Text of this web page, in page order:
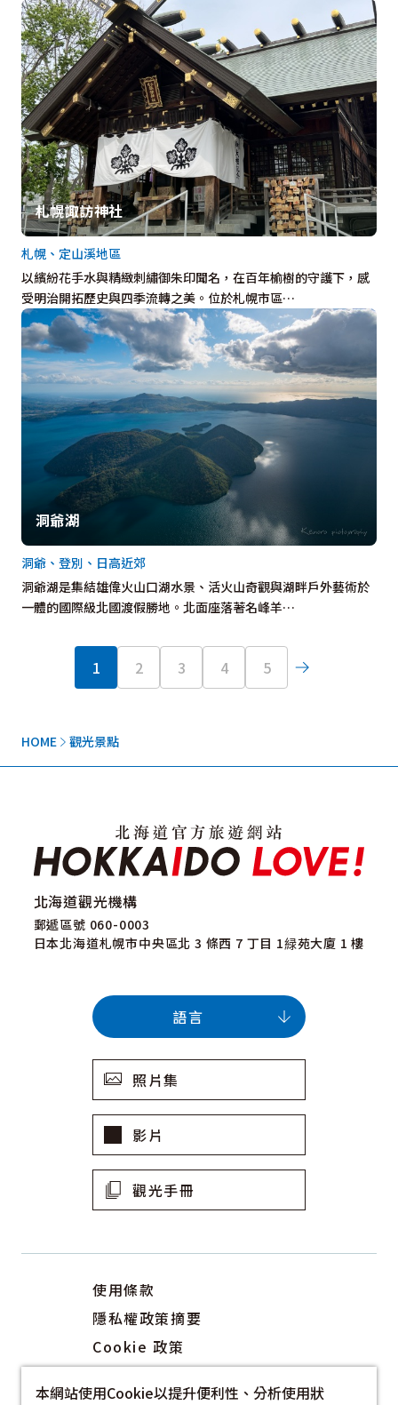
HOME 觀光景點
札幌諏訪神社
以繽紛花手水與精緻刺繡御朱印聞名，在百年榆樹的守護下，感
受明治開拓歷史與四季流轉之美。位於札幌市區…
札幌、定山溪地區
洞爺湖
洞爺湖是集結雄偉火山口湖水景、活火山奇觀與湖畔戶外藝術於
一體的國際級北國渡假勝地。北面座落著名峰羊…
洞爺、登別、日高近郊
1 2 3 4 5
北海道觀光機構
郵遞區號 060-0003
日本北海道札幌市中央區北 3 條西 7 丁目 1緑苑大廈 1 樓
照片集
影片
觀光手冊
使用條款
隱私權政策摘要
Cookie 政策
語言
本網站使用Cookie以提升便利性、分析使用狀